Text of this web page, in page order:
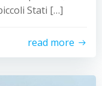
Stati […]
read more